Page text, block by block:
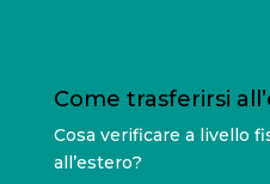
Come trasferirsi
Cosa verificare a livello
all’estero?